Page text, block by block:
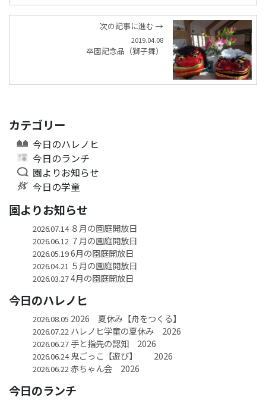
次の記事に進む →
2019.04.08
卒園記念品（獅子舞）
カテゴリー
今日のハレノヒ
今日のランチ
園よりお知らせ
今日の学童
園よりお知らせ
2026.07.14８月の園庭開放日
2026.06.12 ７月の園庭開放日
2026.05.196月の園庭開放日
2026.04.21 ５月の園庭開放日
2026.03.274月の園庭開放日
今日のハレノヒ
2026.08.05 2026 夏休み【舟をつくる】
2026.07.22 ハレノヒ学童の夏休み 2026
2026.06.27手と指先の認知 2026
2026.06.24鬼ごっこ【遊び】 2026
2026.06.22赤ちゃん会 2026
今日のランチ